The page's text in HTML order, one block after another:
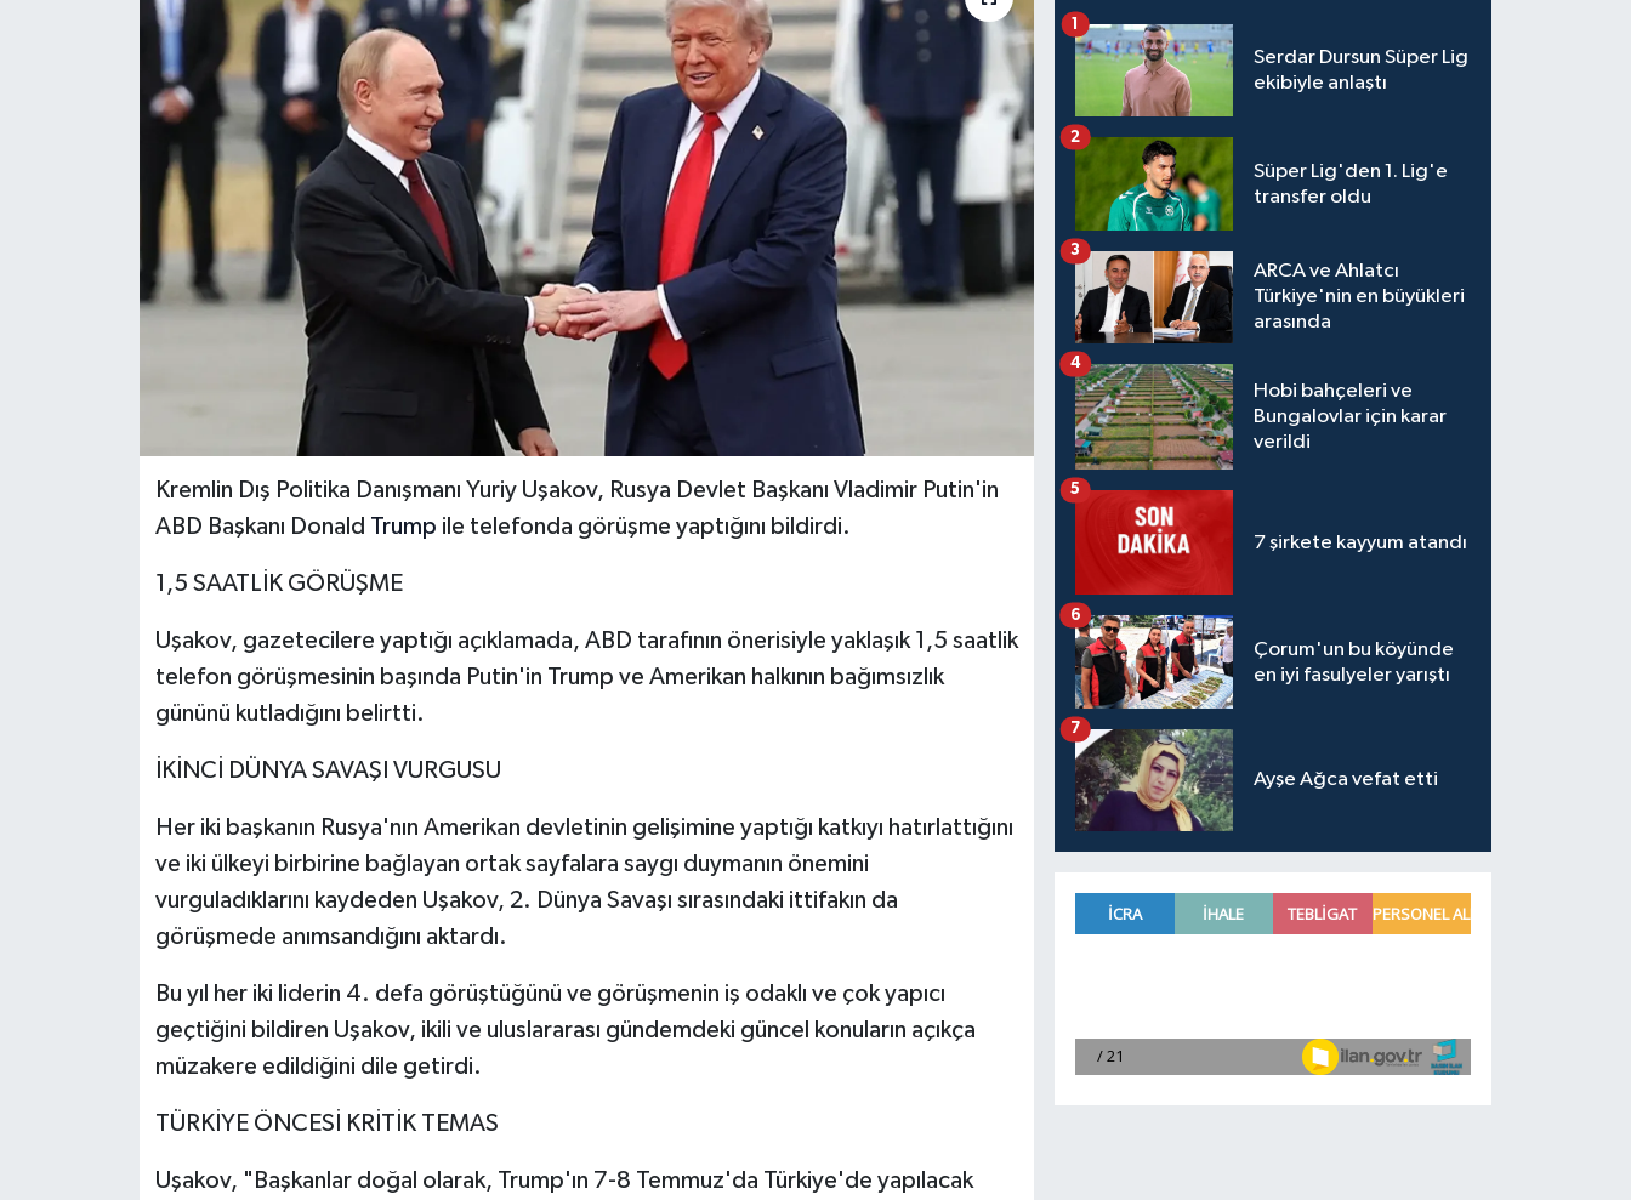
Kremlin Dış Politika Danışmanı Yuriy Uşakov, Rusya Devlet Başkanı Vladimir Putin'in
ABD Başkanı Donald Trump ile telefonda görüşme yaptığını bildirdi.
1,5 SAATLİK GÖRÜŞME
Uşakov, gazetecilere yaptığı açıklamada, ABD tarafının önerisiyle yaklaşık 1,5 saatlik
telefon görüşmesinin başında Putin'in Trump ve Amerikan halkının bağımsızlık
gününü kutladığını belirtti.
İKİNCİ DÜNYA SAVAŞI VURGUSU
Her iki başkanın Rusya'nın Amerikan devletinin gelişimine yaptığı katkıyı hatırlattığını
ve iki ülkeyi birbirine bağlayan ortak sayfalara saygı duymanın önemini
vurguladıklarını kaydeden Uşakov, 2. Dünya Savaşı sırasındaki ittifakın da
görüşmede anımsandığını aktardı.
Bu yıl her iki liderin 4. defa görüştüğünü ve görüşmenin iş odaklı ve çok yapıcı
geçtiğini bildiren Uşakov, ikili ve uluslararası gündemdeki güncel konuların açıkça
müzakere edildiğini dile getirdi.
TÜRKİYE ÖNCESİ KRİTİK TEMAS
Uşakov, "Başkanlar doğal olarak, Trump'ın 7-8 Temmuz'da Türkiye'de yapılacak
Serdar Dursun Süper Lig
ekibiyle anlaştı
1
Süper Lig'den 1. Lig'e
transfer oldu
2
ARCA ve Ahlatcı
Türkiye'nin en büyükleri
arasında
3
Hobi bahçeleri ve
Bungalovlar için karar
verildi
4
7 şirkete kayyum atandı
5
Çorum'un bu köyünde
en iyi fasulyeler yarıştı
6
Ayşe Ağca vefat etti
7
OTOPARK
TEKNOLOJİ